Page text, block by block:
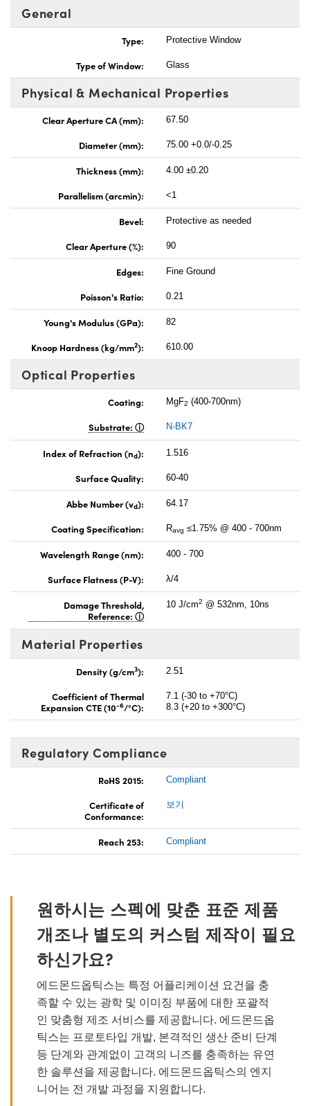
General
Type: Protective Window
Type of Window: Glass
Physical & Mechanical Properties
Clear Aperture CA (mm): 67.50
Diameter (mm): 75.00 +0.0/-0.25
Thickness (mm): 4.00 ±0.20
Parallelism (arcmin): <1
Bevel: Protective as needed
Clear Aperture (%): 90
Edges: Fine Ground
Poisson's Ratio: 0.21
Young's Modulus (GPa): 82
Knoop Hardness (kg/mm2): 610.00
Optical Properties
Coating: MgF2 (400-700nm)
Substrate: N-BK7
Index of Refraction (nd): 1.516
Surface Quality: 60-40
Abbe Number (vd): 64.17
Coating Specification: Ravg ≤1.75% @ 400 - 700nm
Wavelength Range (nm): 400 - 700
Surface Flatness (P-V): λ/4
Damage Threshold,
Reference:
10 J/cm2 @ 532nm, 10ns
Material Properties
Density (g/cm3): 2.51
Coefficient of Thermal
Expansion CTE (10-6/°C):
7.1 (-30 to +70°C)
8.3 (+20 to +300°C)
Regulatory Compliance
RoHS 2015: Compliant
Certificate of
Conformance:
보기
Reach 253: Compliant
원하시는 스펙에 맞춘 표준 제품
개조나 별도의 커스텀 제작이 필요
하신가요?
에드몬드옵틱스는 특정 어플리케이션 요건을 충
족할 수 있는 광학 및 이미징 부품에 대한 포괄적
인 맞춤형 제조 서비스를 제공합니다. 에드몬드옵
틱스는 프로토타입 개발, 본격적인 생산 준비 단계
등 단계와 관계없이 고객의 니즈를 충족하는 유연
한 솔루션을 제공합니다. 에드몬드옵틱스의 엔지
니어는 전 개발 과정을 지원합니다.